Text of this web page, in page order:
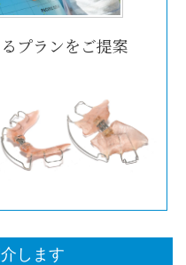
プランをご提案
します